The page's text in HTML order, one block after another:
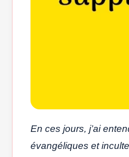
En ces jours, j’ai
évangéliques et